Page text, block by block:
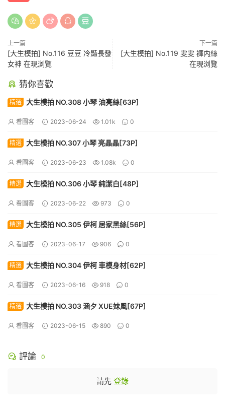
上一篇
[大生模拍] No.116 豆豆 冷豔長發
女神 在現浏覽
下一篇
[大生模拍] No.119 雯雯 褲内絲
在現浏覽
猜你喜歡
精選 大生模拍 NO.308 小琴 油亮絲[63P]
看圖客 2023-06-24 1.01k 0
精選 大生模拍 NO.307 小琴 亮晶晶[73P]
看圖客 2023-06-23 1.08k 0
精選 大生模拍 NO.306 小琴 純潔白[48P]
看圖客 2023-06-22 973 0
精選 大生模拍 NO.305 伊柯 居家黑絲[56P]
看圖客 2023-06-17 906 0
精選 大生模拍 NO.304 伊柯 車模身材[62P]
看圖客 2023-06-16 918 0
精選 大生模拍 NO.303 涵夕 XUE妹風[67P]
看圖客 2023-06-15 890 0
評論 0
請先 登錄